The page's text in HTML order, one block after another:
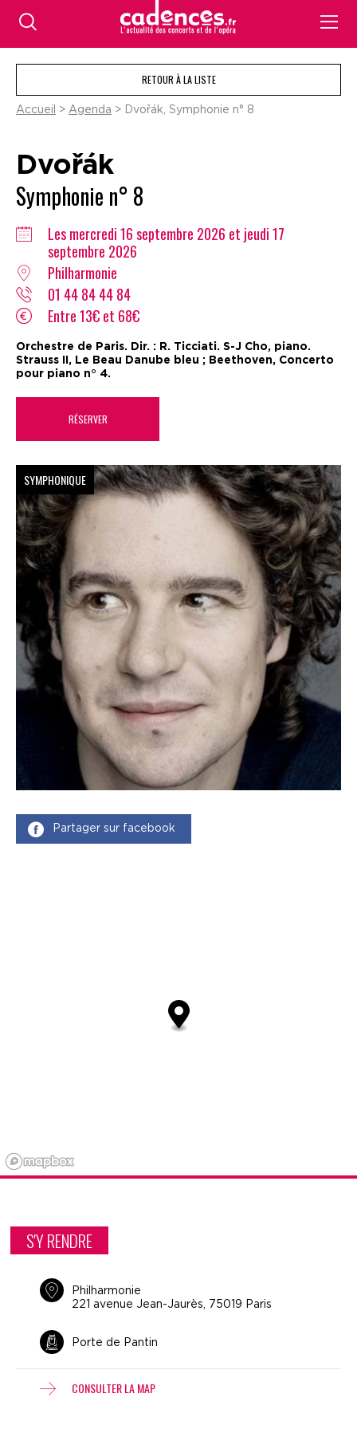
RETOUR À LA LISTE
Accueil > Agenda > Dvořák, Symphonie n° 8
Dvořák
Symphonie n° 8
Les mercredi 16 septembre 2026 et jeudi 17
septembre 2026
Philharmonie
01 44 84 44 84
Entre 13€ et 68€
Orchestre de Paris. Dir. : R. Ticciati. S-J Cho, piano.
Strauss II, Le Beau Danube bleu ; Beethoven, Concerto
pour piano n° 4.
RÉSERVER
SYMPHONIQUE
Partager sur facebook
S'Y RENDRE
Philharmonie
221 avenue Jean-Jaurès, 75019 Paris
Porte de Pantin
CONSULTER LA MAP